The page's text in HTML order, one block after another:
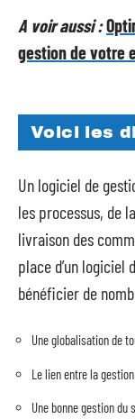
A voir aussi :
gestion de votre
Voici les
Un logiciel de
les processus, de
livraison des
place d’un logiciel
bénéficier de
Une globalisation de
Le lien entre la
Une bonne gestion du